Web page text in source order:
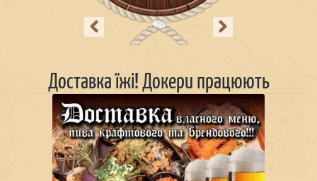
Previous Next
Доставка їжі! Докери працюють